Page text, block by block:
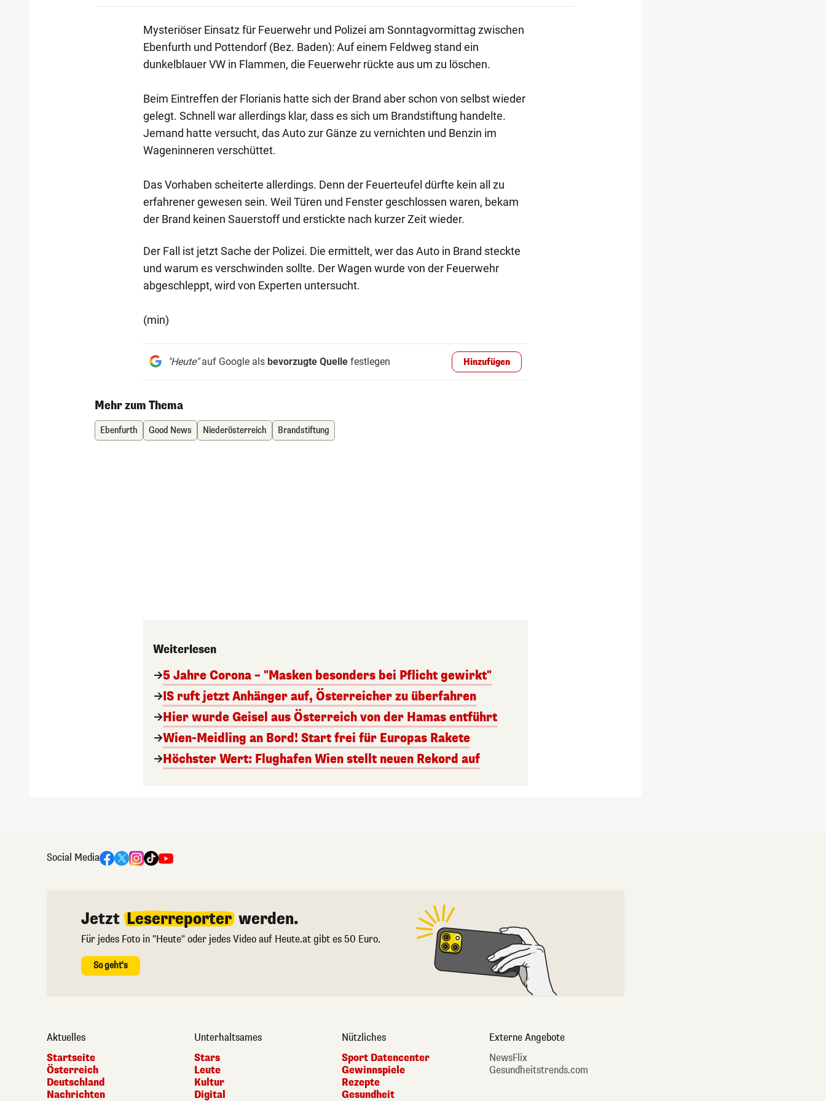
Mysteriöser Einsatz für Feuerwehr und Polizei am Sonntagvormittag zwischen
Ebenfurth und Pottendorf (Bez. Baden): Auf einem Feldweg stand ein
dunkelblauer VW in Flammen, die Feuerwehr rückte aus um zu löschen.
Beim Eintreffen der Florianis hatte sich der Brand aber schon von selbst wieder
gelegt. Schnell war allerdings klar, dass es sich um Brandstiftung handelte.
Jemand hatte versucht, das Auto zur Gänze zu vernichten und Benzin im
Wageninneren verschüttet.
Das Vorhaben scheiterte allerdings. Denn der Feuerteufel dürfte kein all zu
erfahrener gewesen sein. Weil Türen und Fenster geschlossen waren, bekam
der Brand keinen Sauerstoff und erstickte nach kurzer Zeit wieder.
Der Fall ist jetzt Sache der Polizei. Die ermittelt, wer das Auto in Brand steckte
und warum es verschwinden sollte. Der Wagen wurde von der Feuerwehr
abgeschleppt, wird von Experten untersucht.
(min)
"Heute"auf Google als bevorzugte Quellefestlegen Hinzufügen
Mehr zum Thema
Ebenfurth Good News Niederösterreich Brandstiftung
Weiterlesen
5 Jahre Corona – "Masken besonders bei Pflicht gewirkt"
IS ruft jetzt Anhänger auf, Österreicher zu überfahren
Hier wurde Geisel aus Österreich von der Hamas entführt
Wien-Meidling an Bord! Start frei für Europas Rakete
Höchster Wert: Flughafen Wien stellt neuen Rekord auf
Social Media
Jetzt Leserreporter werden.
Für jedes Foto in "Heute" oder jedes Video auf Heute.at gibt es 50 Euro.
So geht's
Aktuelles
Startseite
Österreich
Deutschland
Nachrichten
Unterhaltsames
Stars
Leute
Kultur
Digital
Nützliches
Sport Datencenter
Gewinnspiele
Rezepte
Gesundheit
Externe Angebote
NewsFlix
Gesundheitstrends.com